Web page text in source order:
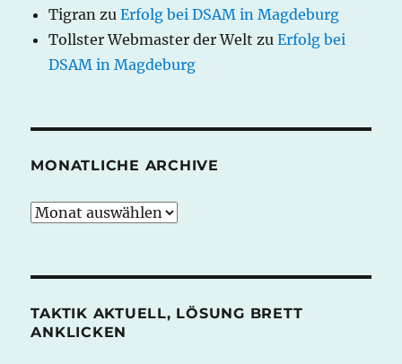
Tigran zuErfolg bei DSAM in Magdeburg
Tollster Webmaster der Welt zuErfolg bei
DSAM in Magdeburg
MONATLICHE ARCHIVE
monatliche
TAKTIK AKTUELL, LÖSUNG BRETT
ANKLICKEN